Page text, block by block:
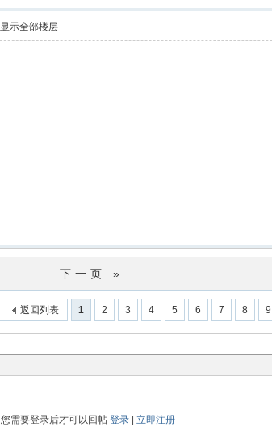
显示全部楼层
下一页 »
1 2 3 4 5 6 7 8 9
返回列表
您需要登录后才可以回帖 登录| 立即注册